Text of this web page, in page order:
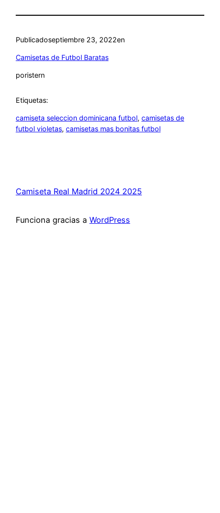
Publicadoseptiembre 23, 2022en
Camisetas de Futbol Baratas
poristern
Etiquetas:
camiseta seleccion dominicana futbol, camisetas de
futbol violetas, camisetas mas bonitas futbol
Camiseta Real Madrid 2024 2025
Funciona gracias a WordPress